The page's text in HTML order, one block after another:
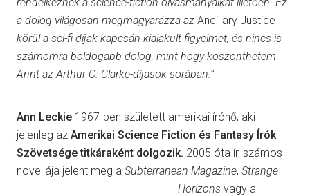
a dolog világosan megmagyarázza az Ancillary Justice
körül a sci-fi díjak kapcsán kialakult figyelmet, és nincs is
számomra boldogabb dolog, mint hogy köszönthetem
Annt az Arthur C. Clarke-díjasok sorában.”
Ann Leckie 1967-ben született amerikai írónő, aki
jelenleg az Amerikai Science Fiction és Fantasy Írók
Szövetsége titkáraként dolgozik. 2005 óta ír, számos
novellája jelent meg a Subterranean Magazine, Strange
Horizons vagy a